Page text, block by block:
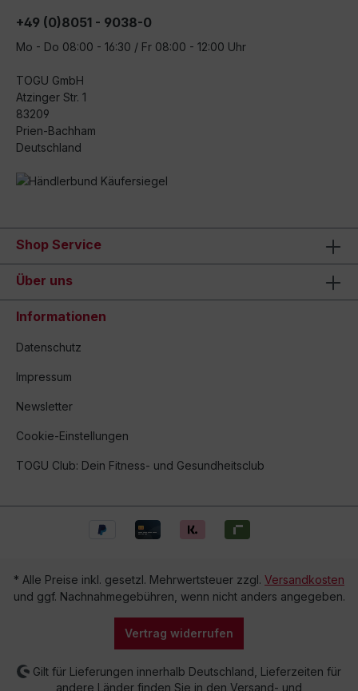
+49 (0)8051 - 9038-0
Mo - Do 08:00 - 16:30 / Fr 08:00 - 12:00 Uhr
TOGU GmbH
Atzinger Str. 1
83209
Prien-Bachham
Deutschland
Shop Service
Über uns
Informationen
Datenschutz
Impressum
Newsletter
Cookie-Einstellungen
TOGU Club: Dein Fitness- und Gesundheitsclub
* Alle Preise inkl. gesetzl. Mehrwertsteuer zzgl. Versandkosten
und ggf. Nachnahmegebühren, wenn nicht anders angegeben.
Vertrag widerrufen
Gilt für Lieferungen innerhalb Deutschland, Lieferzeiten für
andere Länder finden Sie in den Versand- und